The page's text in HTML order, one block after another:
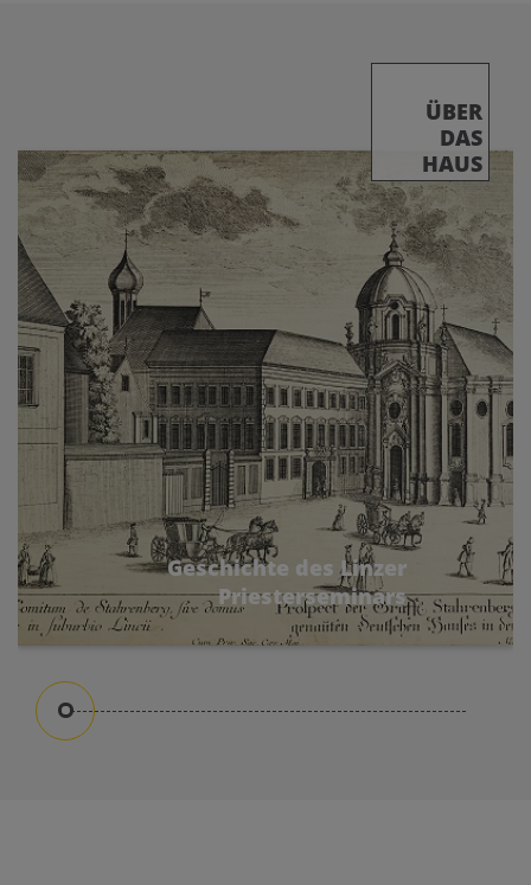
ÜBER
DAS
HAUS
Geschichte des Linzer
Priesterseminars
Seit über 200 Jahren werden am Standort in
der Harrachstraße Priester ausgebildet. Doch